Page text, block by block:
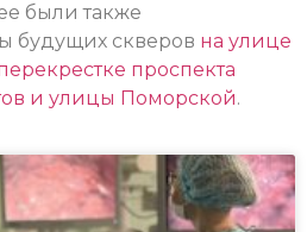
были также
будущих скверов на улице
проспекта
и улицы Поморской.